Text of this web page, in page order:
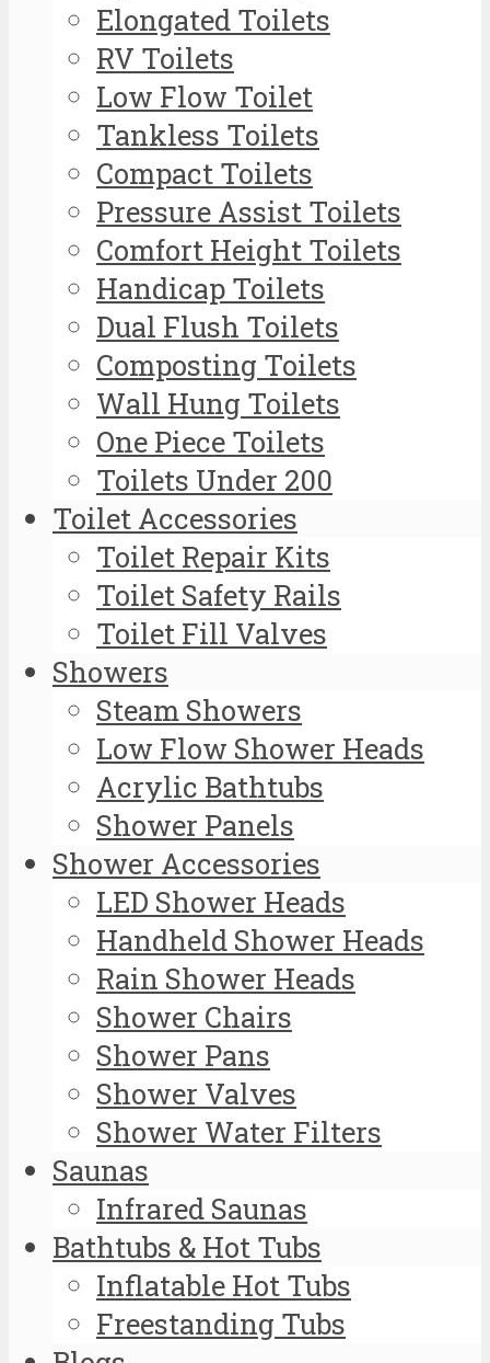
Elongated Toilets
RV Toilets
Low Flow Toilet
Tankless Toilets
Compact Toilets
Pressure Assist Toilets
Comfort Height Toilets
Handicap Toilets
Dual Flush Toilets
Composting Toilets
Wall Hung Toilets
One Piece Toilets
Toilets Under 200
Toilet Accessories
Toilet Repair Kits
Toilet Safety Rails
Toilet Fill Valves
Showers
Steam Showers
Low Flow Shower Heads
Acrylic Bathtubs
Shower Panels
Shower Accessories
LED Shower Heads
Handheld Shower Heads
Rain Shower Heads
Shower Chairs
Shower Pans
Shower Valves
Shower Water Filters
Saunas
Infrared Saunas
Bathtubs & Hot Tubs
Inflatable Hot Tubs
Freestanding Tubs